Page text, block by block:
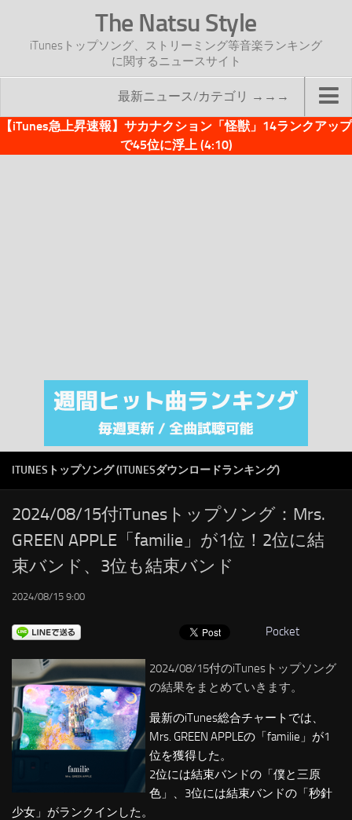
The Natsu Style
iTunesトップソング、ストリーミング等音楽ランキング
に関するニュースサイト
最新ニュース/カテゴリ →→→
TOP
注目カテゴリ
オリジナルiTunes週間トップソング
RSS
LINKS
【iTunes急上昇速報】サカナクション「怪獣」14ランクアップ
で45位に浮上 (4:10)
ITUNESトップソング (ITUNESダウンロードランキング)
2024/08/15付iTunesトップソング：Mrs.
GREEN APPLE「familie」が1位！2位に結
束バンド、3位も結束バンド
2024/08/15 9:00
Pocket
2024/08/15付のiTunesトップソング
の結果をまとめていきます。
最新のiTunes総合チャートでは、
Mrs. GREEN APPLEの「familie」が1
位を獲得した。
2位には結束バンドの「僕と三原
色」、3位には結束バンドの「秒針
少女」がランクインした。